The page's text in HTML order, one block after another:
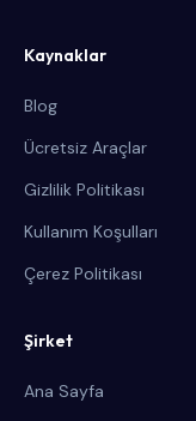
Kaynaklar
Blog
Ücretsiz Araçlar
Gizlilik Politikası
Kullanım Koşulları
Çerez Politikası
Şirket
Ana Sayfa